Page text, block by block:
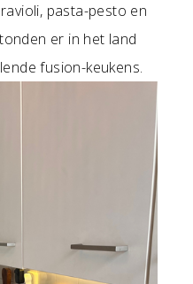
pasta-pesto en
er in het land
fusion-keukens.